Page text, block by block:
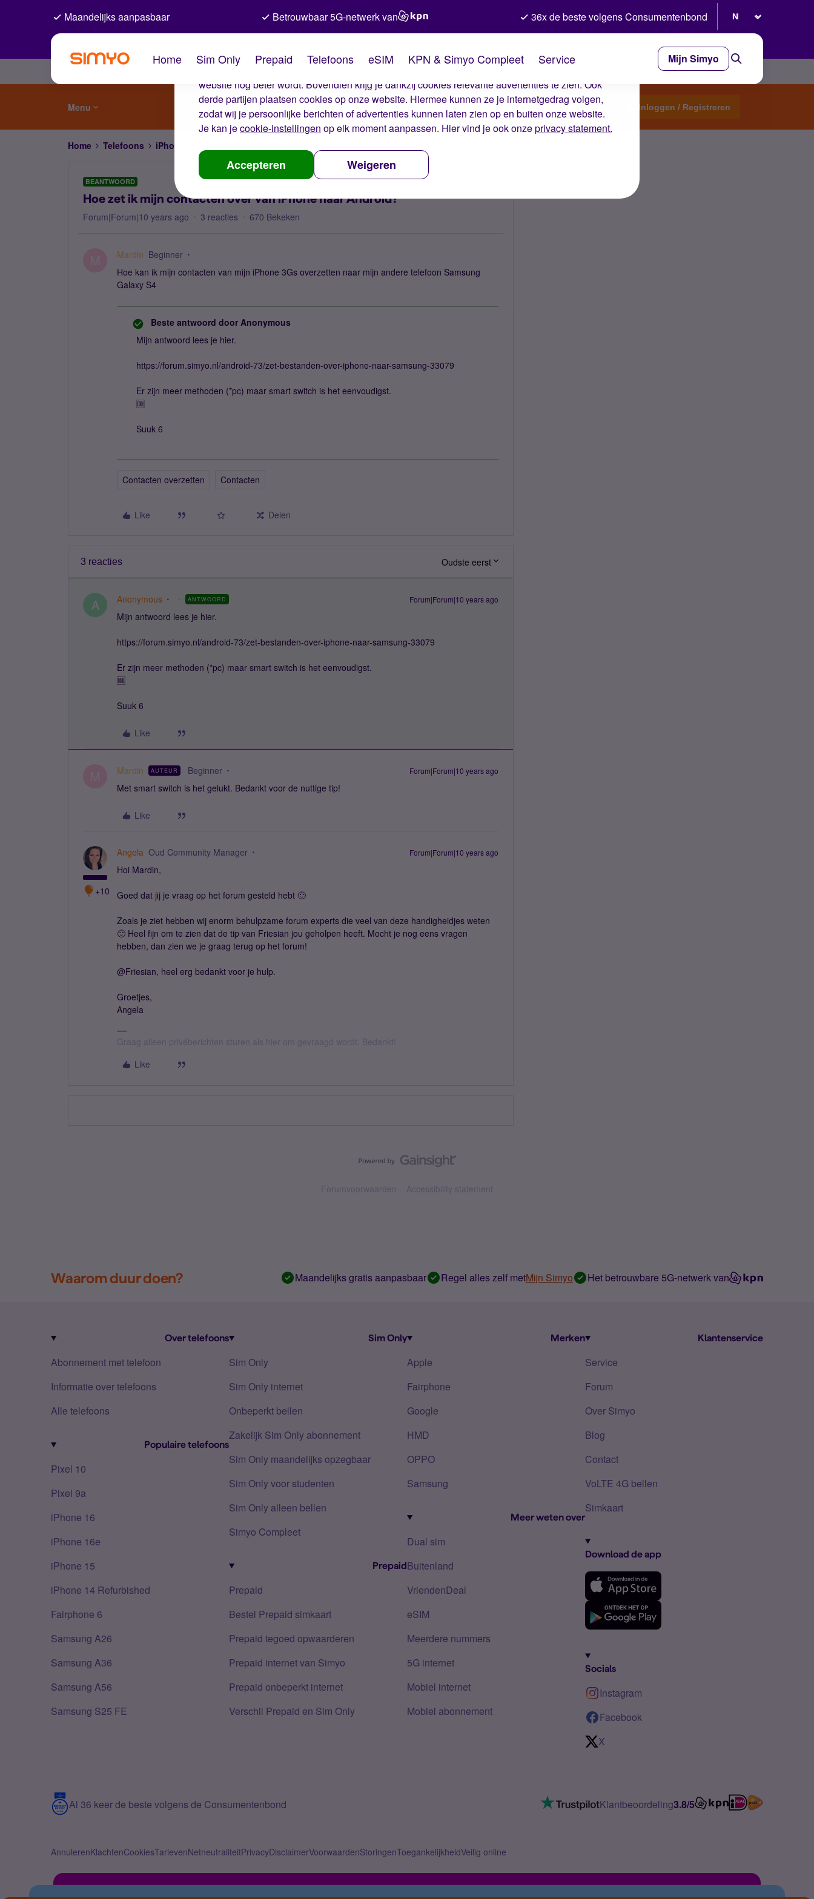
De cookies van Simyo
Wij gebruiken cookies op onze website. Met deze cookies zorgen wij ervoor dat je ervaring op de
website nog beter wordt. Bovendien krijg je dankzij cookies relevante advertenties te zien. Ook
derde partijen plaatsen cookies op onze website. Hiermee kunnen ze je internetgedrag volgen,
zodat wij je persoonlijke berichten of advertenties kunnen laten zien op en buiten onze website.
Je kan jecookie-instellingen op elk moment aanpassen. Hier vind je ook onzeprivacy statement.
Accepteren Weigeren
Maandelijks aanpasbaar Betrouwbaar 5G-netwerk van 36x de beste volgens Consumentenbond
Home Sim Only Prepaid Telefoons eSIM KPN & Simyo Compleet Service Mijn Simyo
Menu Start een topic Inloggen / Registreren
Home Telefoons iPhone / iOS
BEANTWOORD
Hoe zet ik mijn contacten over van iPhone naar Android?
Forum|Forum|10 years ago 3 reacties 670 Bekeken
Mardin Beginner
Hoe kan ik mijn contacten van mijn iPhone 3Gs overzetten naar mijn andere telefoon Samsung
Galaxy S4
Beste antwoord door Anonymous
Mijn antwoord lees je hier.
https://forum.simyo.nl/android-73/zet-bestanden-over-iphone-naar-samsung-33079
Er zijn meer methoden (*pc) maar smart switch is het eenvoudigst.
🆒
Suuk 6
Contacten overzetten Contacten
Like Delen
3 reacties Oudste eerst
A Anonymous ANTWOORD Forum|Forum|10 years ago
Mijn antwoord lees je hier.
https://forum.simyo.nl/android-73/zet-bestanden-over-iphone-naar-samsung-33079
Er zijn meer methoden (*pc) maar smart switch is het eenvoudigst.
🆒
Suuk 6
Like
Mardin AUTEUR Beginner Forum|Forum|10 years ago
Met smart switch is het gelukt. Bedankt voor de nuttige tip!
Like
+10
Angela Oud Community Manager Forum|Forum|10 years ago
Hoi Mardin,
Goed dat jij je vraag op het forum gesteld hebt 🙂
Zoals je ziet hebben wij enorm behulpzame forum experts die veel van deze handigheidjes weten
🙂 Heel fijn om te zien dat de tip van Friesian jou geholpen heeft. Mocht je nog eens vragen
hebben, dan zien we je graag terug op het forum!
@Friesian, heel erg bedankt voor je hulp.
Groetjes,
Angela
Graag alleen privéberichten sturen als hier om gevraagd wordt. Bedankt!
Like
Forumvoorwaarden Accessibility statement
Waarom duur doen? Maandelijks gratis aanpasbaar Regel alles zelf metMijn Simyo Het betrouwbare 5G-netwerk van
Over telefoons
Abonnement met telefoon
Informatie over telefoons
Alle telefoons
Populaire telefoons
Pixel 10
Pixel 9a
iPhone 16
iPhone 16e
iPhone 15
iPhone 14 Refurbished
Fairphone 6
Samsung A26
Samsung A36
Samsung A56
Samsung S25 FE
Sim Only
Sim Only
Sim Only internet
Onbeperkt bellen
Zakelijk Sim Only abonnement
Sim Only maandelijks opzegbaar
Sim Only voor studenten
Sim Only alleen bellen
Simyo Compleet
Prepaid
Prepaid
Bestel Prepaid simkaart
Prepaid tegoed opwaarderen
Prepaid internet van Simyo
Prepaid onbeperkt internet
Verschil Prepaid en Sim Only
Merken
Apple
Fairphone
Google
HMD
OPPO
Samsung
Meer weten over
Dual sim
Buitenland
VriendenDeal
eSIM
Meerdere nummers
5G internet
Mobiel internet
Mobiel abonnement
Klantenservice
Service
Forum
Over Simyo
Blog
Contact
VoLTE 4G bellen
Simkaart
Download de app
Socials
Instagram
Facebook
X
Al 36 keer de beste volgens de Consumentenbond Klantbeoordeling3.8/5
AnnulerenKlachtenCookiesTarievenNetneutraliteitPrivacyDisclaimerVoorwaardenStoringenToegankelijkheidVeilig online